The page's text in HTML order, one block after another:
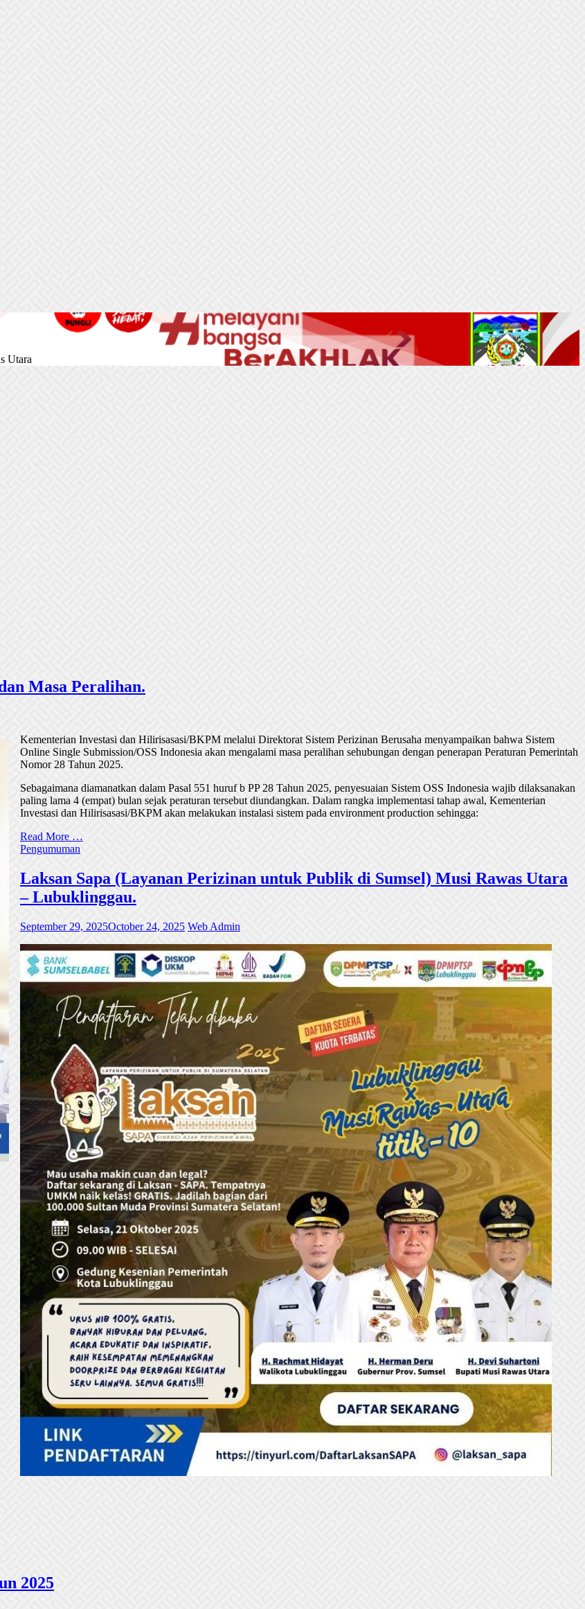
Utara
Masa Peralihan.
Kementerian Investasi dan Hilirisasasi/BKPM melalui Direktorat Sistem Perizinan Berusaha menyampaikan bahwa Sistem
Online Single Submission/OSS Indonesia akan mengalami masa peralihan sehubungan dengan penerapan Peraturan Pemerintah
Nomor 28 Tahun 2025.
Sebagaimana diamanatkan dalam Pasal 551 huruf b PP 28 Tahun 2025, penyesuaian Sistem OSS Indonesia wajib dilaksanakan
paling lama 4 (empat) bulan sejak peraturan tersebut diundangkan. Dalam rangka implementasi tahap awal, Kementerian
Investasi dan Hilirisasasi/BKPM akan melakukan instalasi sistem pada environment production sehingga:
Read More …
Pengumuman
Laksan Sapa (Layanan Perizinan untuk Publik di Sumsel) Musi Rawas Utara
– Lubuklinggau.
September 29, 2025October 24, 2025 Web Admin
2025